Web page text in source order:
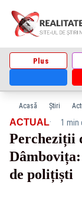
Plus
Acasă Știri
ACTUAL· 1 min
Percheziții
de polițiști